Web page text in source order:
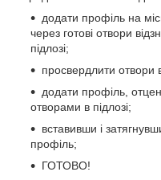
додати профіль на
через готові отвори
підлозі;
просвердлити отвори
додати профіль,
отворами в підлозі;
вставивши і
профіль;
ГОТОВО!